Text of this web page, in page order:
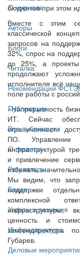
О журнале
Авторы
Блоги
Читалка
Рекомендации
Публикации
Все публикации
О главном
Регуляторы
Банки
Угрозы и решения
Инфраструктура
Деловые
бюджетов при этом
Вместе с этим
классической
запросов на
32%, спрос на
до 25%, а
продолжают
исполнителя всё
поле работы с
«Непрерывность
ИТ. Сейчас
ограниченности
ПО. Управление
инфраструктурой
и привлечение
избежать
Мы видим, что
поддержки
комплексной
инфраструктуры,
ценность и
замгендиректора
Губарев.